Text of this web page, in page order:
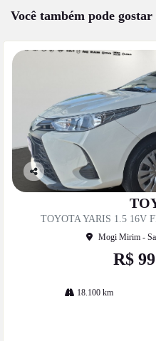
Você também pode gostar
TOYOTA YARIS 1.5 16V
Mogi Mirim -
R$
18.100 km